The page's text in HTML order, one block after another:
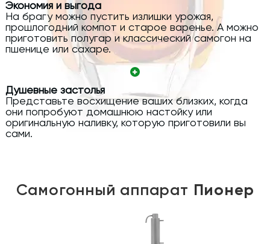
Экономия и выгода
На брагу можно пустить излишки урожая,
прошлогодний компот и старое варенье. А можно
приготовить полугар и классический самогон на
пшенице или сахаре.
Душевные застолья
Представьте восхищение ваших близких, когда
они попробуют домашнюю настойку или
оригинальную наливку, которую приготовили вы
сами.
Самогонный аппарат Пионер